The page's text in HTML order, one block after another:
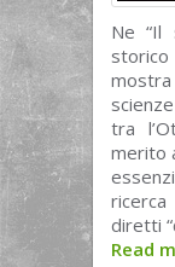
Ne “Il
tra
merito
diretti
Read